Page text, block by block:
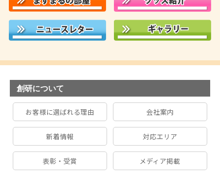
創研について
お客様に選ばれる理由 会社案内
新着情報 対応エリア
表彰・受賞 メディア掲載